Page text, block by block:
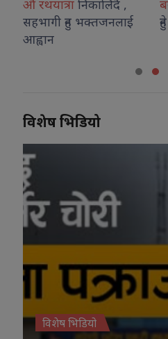
बस्ने समय होइन,
हुने बेला हो : राजेन्द्र लिङदेन
विशेष भिडियो
विशेष भिडियो